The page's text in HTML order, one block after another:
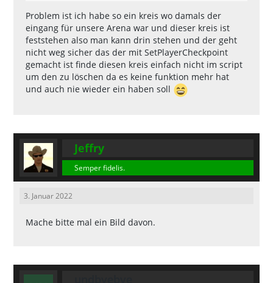
Problem ist ich habe so ein kreis wo damals der
eingang für unsere Arena war und dieser kreis ist
feststehen also man kann drin stehen und der geht
nicht weg sicher das der mit SetPlayerCheckpoint
gemacht ist finde diesen kreis einfach nicht im script
um den zu löschen da es keine funktion mehr hat
und auch nie wieder ein haben soll
Jeffry
Semper fidelis.
3. Januar 2022
Mache bitte mal ein Bild davon.